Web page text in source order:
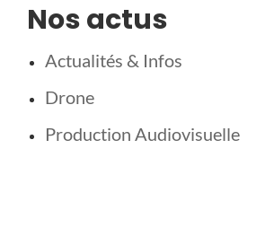
Nos actus
Actualités & Infos
Drone
Production Audiovisuelle